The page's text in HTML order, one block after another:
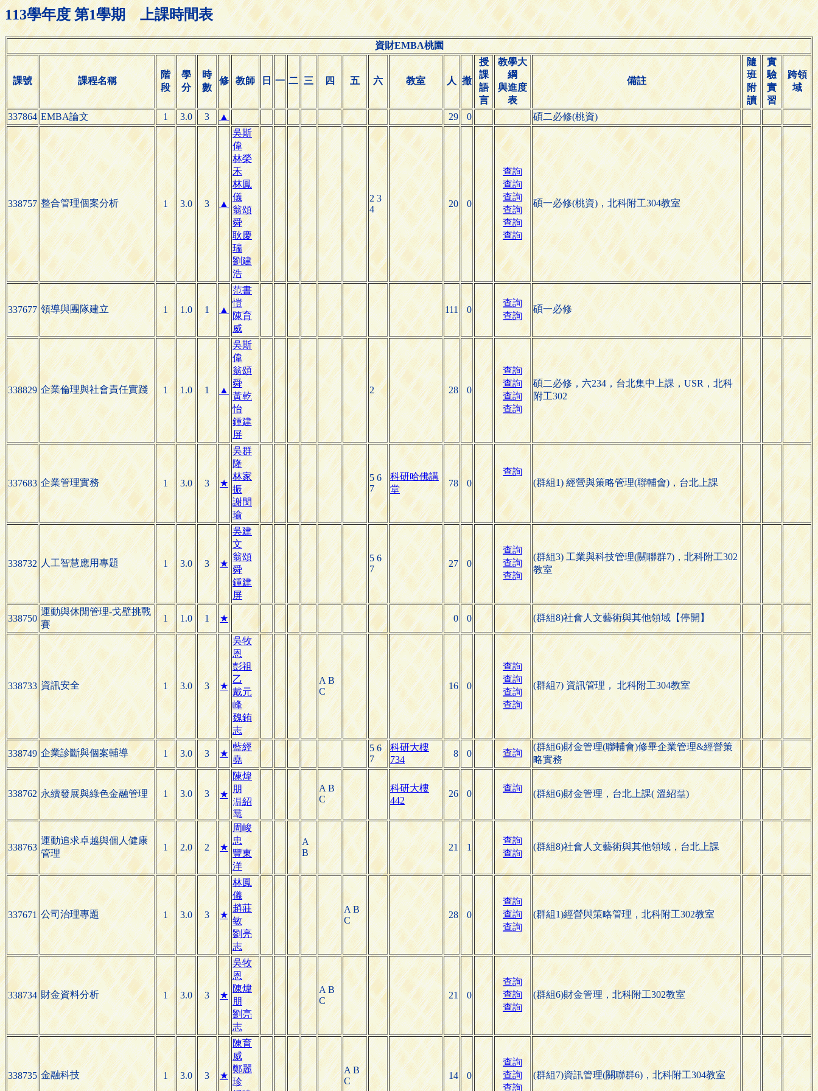
113學年度 第1學期 上課時間表
資財EMBA桃園
課號 課程名稱
階
段
學
分
時
數
修 教師 日 一 二 三 四 五 六 教室 人 撤
授
課
語
言
教學大
綱
與進度
表
備註
隨
班
附
讀
實
驗
實
習
跨領
域
337864 EMBA論文 1 3.0 3 ▲ 29 0 碩二必修(桃資)
338757 整合管理個案分析 1 3.0 3 ▲
吳斯
偉
林榮
禾
林鳳
儀
翁頌
舜
耿慶
瑞
劉建
浩
2 3
4
20 0
查詢
查詢
查詢
查詢
查詢
查詢
碩一必修(桃資)，北科附工304教室
337677 領導與團隊建立 1 1.0 1 ▲
范書
愷
陳育
威
111 0
查詢
查詢
碩一必修
338829 企業倫理與社會責任實踐 1 1.0 1 ▲
吳斯
偉
翁頌
舜
黃乾
怡
鍾建
屏
2 28 0
查詢
查詢
查詢
查詢
碩二必修，六234，台北集中上課，USR，北科
附工302
337683 企業管理實務 1 3.0 3 ★
吳群
隆
林家
振
謝閔
瑜
5 6
7
科研哈佛講
堂
78 0
查詢
(群組1) 經營與策略管理(聯輔會)，台北上課
338732 人工智慧應用專題 1 3.0 3 ★
吳建
文
翁頌
舜
鍾建
屏
5 6
7
27 0
查詢
查詢
查詢
(群組3) 工業與科技管理(關聯群7)，北科附工302
教室
338750
運動與休閒管理-戈壁挑戰
賽
1 1.0 1 ★ 0 0 (群組8)社會人文藝術與其他領域【停開】
338733 資訊安全 1 3.0 3 ★
吳牧
恩
彭祖
乙
戴元
峰
魏銪
志
A B
C
16 0
查詢
查詢
查詢
查詢
(群組7) 資訊管理， 北科附工304教室
338749 企業診斷與個案輔導 1 3.0 3 ★
藍經
堯
5 6
7
科研大樓
734
8 0 查詢
(群組6)財金管理(聯輔會)修畢企業管理&經營策
略實務
338762 永續發展與綠色金融管理 1 3.0 3 ★
陳煒
朋
紹

A B
C
科研大樓
442
26 0
查詢
(群組6)財金管理，台北上課( 溫紹)
338763
運動追求卓越與個人健康
管理
1 2.0 2 ★
周峻
忠
豐東
洋
A
B
21 1
查詢
查詢
(群組8)社會人文藝術與其他領域，台北上課
337671 公司治理專題 1 3.0 3 ★
林鳳
儀
趙莊
敏
劉亮
志
A B
C
28 0
查詢
查詢
查詢
(群組1)經營與策略管理，北科附工302教室
338734 財金資料分析 1 3.0 3 ★
吳牧
恩
陳煒
朋
劉亮
志
A B
C
21 0
查詢
查詢
查詢
(群組6)財金管理，北科附工302教室
338735 金融科技 1 3.0 3 ★
陳育
威
鄭麗
珍
A B
C
14 0
查詢
查詢
查詢
(群組7)資訊管理(關聯群6)，北科附工304教室